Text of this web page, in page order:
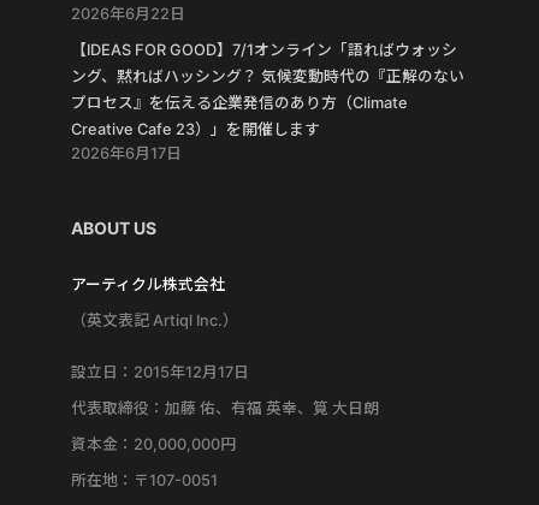
2026年6月22日
【IDEAS FOR GOOD】7/1オンライン「語ればウォッシ
ング、黙ればハッシング？ 気候変動時代の『正解のない
プロセス』を伝える企業発信のあり方（Climate
Creative Cafe 23）」を開催します
2026年6月17日
ABOUT US
アーティクル株式会社
（英文表記 Artiql Inc.）
設立日：2015年12月17日
代表取締役：加藤 佑、有福 英幸、筧 大日朗
資本金：20,000,000円
所在地：〒107-0051